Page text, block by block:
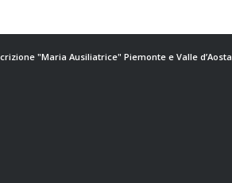
"Maria Ausiliatrice" Piemonte e Valle d’Aosta